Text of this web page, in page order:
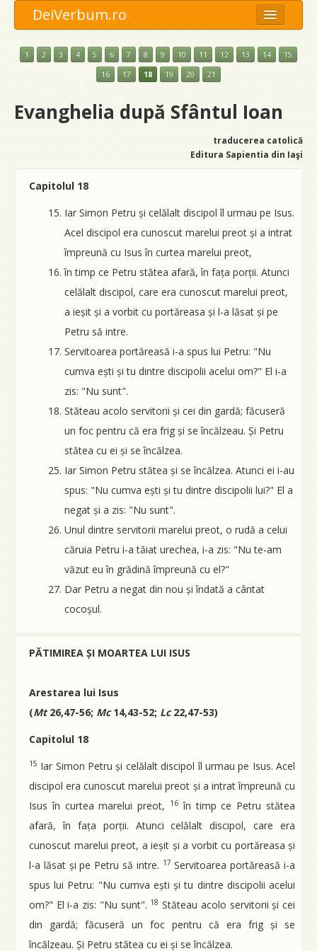
DeiVerbum.ro
1 2 3 4 5 6 7 8 9 10 11 12 13 14
15
16
17 18 19 20 21
Evanghelia după Sfântul Ioan
traducerea catolică
Editura Sapientia din Iaşi
Capitolul 18
Iar Simon Petru și celălalt discipol îl urmau pe Isus.
Acel discipol era cunoscut marelui preot și a intrat
împreună cu Isus în curtea marelui preot,
în timp ce Petru stătea afară, în fața porții. Atunci
celălalt discipol, care era cunoscut marelui preot,
a ieșit și a vorbit cu portăreasa și l-a lăsat și pe
Petru să intre.
Servitoarea portăreasă i-a spus lui Petru: "Nu
cumva ești și tu dintre discipolii acelui om?" El i-a
zis: "Nu sunt".
Stăteau acolo servitorii și cei din gardă; făcuseră
un foc pentru că era frig și se încălzeau. Și Petru
stătea cu ei și se încălzea.
Iar Simon Petru stătea și se încălzea. Atunci ei i-au
spus: "Nu cumva ești și tu dintre discipolii lui?" El a
negat și a zis: "Nu sunt".
Unul dintre servitorii marelui preot, o rudă a celui
căruia Petru i-a tăiat urechea, i-a zis: "Nu te-am
văzut eu în grădină împreună cu el?"
Dar Petru a negat din nou și îndată a cântat
cocoșul.
PĂTIMIREA ȘI MOARTEA LUI ISUS
Arestarea lui Isus
(Mt26,47-56; Mc14,43-52; Lc22,47-53)
Capitolul 18
15 Iar Simon Petru și celălalt discipol îl urmau pe Isus. Acel
discipol era cunoscut marelui preot și a intrat împreună cu
Isus în curtea marelui preot,
16 în timp ce Petru stătea
afară, în fața porții. Atunci celălalt discipol, care era
cunoscut marelui preot, a ieșit și a vorbit cu portăreasa și
l-a lăsat și pe Petru să intre. 17 Servitoarea portăreasă i-a
spus lui Petru: "Nu cumva ești și tu dintre discipolii acelui
om?" El i-a zis: "Nu sunt". 18 Stăteau acolo servitorii și cei
din gardă; făcuseră un foc pentru că era frig și se
încălzeau. Și Petru stătea cu ei și se încălzea.